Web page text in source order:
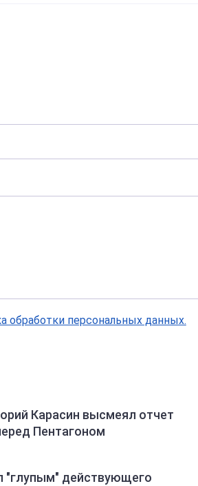
обработки персональных данных.
Карасин высмеял отчет
Пентагоном
"глупым" действующего